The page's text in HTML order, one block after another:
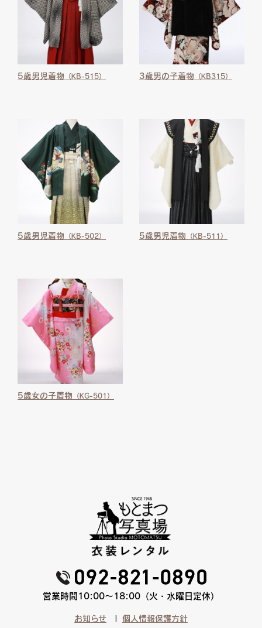
5歳男児着物 （KB-515） 3歳男の子着物 （KB315）
5歳男児着物 （KB-502） 5歳男児着物 （KB-511）
5歳女の子着物 （KG-501）
営業時間10:00〜18:00（火・水曜日定休）
お知らせ 個人情報保護方針